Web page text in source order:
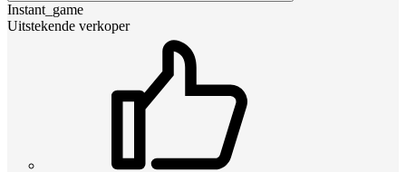
Instant_game
Uitstekende verkoper